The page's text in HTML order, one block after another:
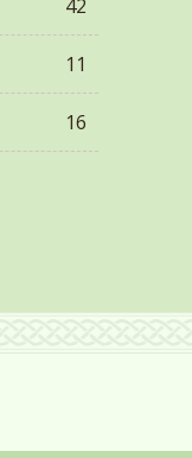
42
11
16